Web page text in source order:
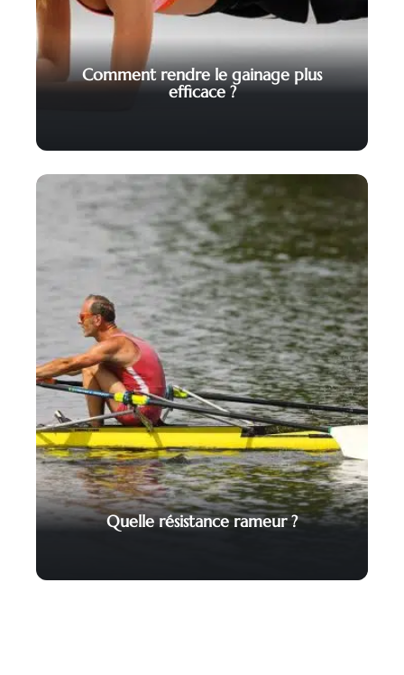
Comment rendre le gainage plus
efficace ?
Quelle résistance rameur ?